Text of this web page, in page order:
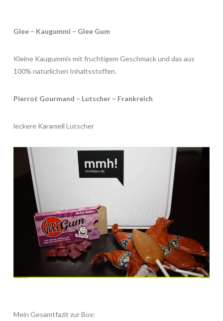
Glee – Kaugummi – Glee Gum
Kleine Kaugummis mit fruchtigem Geschmack und das aus
100% natürlichen Inhaltsstoffen.
Pierrot Gourmand – Lutscher – Frankreich
leckere Karamell Lutscher
Mein Gesamtfazit zur Box: